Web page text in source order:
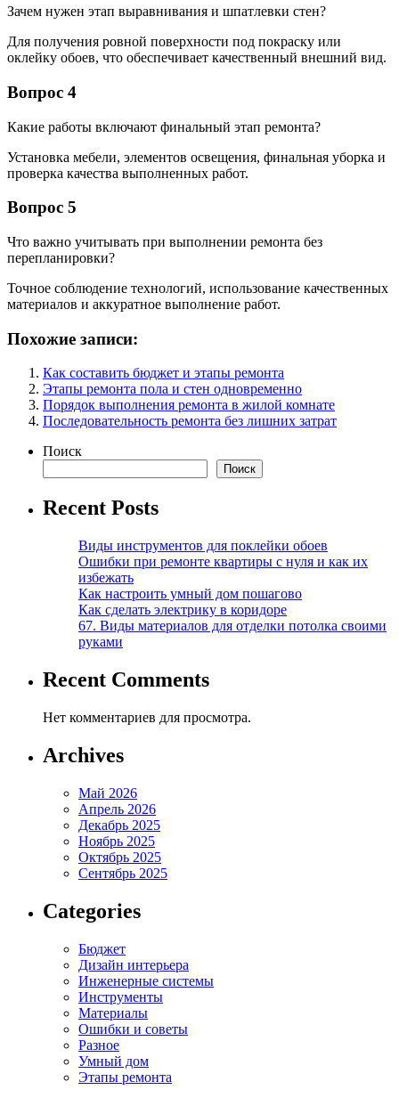
Зачем нужен этап выравнивания и шпатлевки стен?
Для получения ровной поверхности под покраску или
оклейку обоев, что обеспечивает качественный внешний вид.
Вопрос 4
Какие работы включают финальный этап ремонта?
Установка мебели, элементов освещения, финальная уборка и
проверка качества выполненных работ.
Вопрос 5
Что важно учитывать при выполнении ремонта без
перепланировки?
Точное соблюдение технологий, использование качественных
материалов и аккуратное выполнение работ.
Похожие записи:
Как составить бюджет и этапы ремонта
Этапы ремонта пола и стен одновременно
Порядок выполнения ремонта в жилой комнате
Последовательность ремонта без лишних затрат
Поиск
Поиск
Recent Posts
Виды инструментов для поклейки обоев
Ошибки при ремонте квартиры с нуля и как их
избежать
Как настроить умный дом пошагово
Как сделать электрику в коридоре
67. Виды материалов для отделки потолка своими
руками
Recent Comments
Нет комментариев для просмотра.
Archives
Май 2026
Апрель 2026
Декабрь 2025
Ноябрь 2025
Октябрь 2025
Сентябрь 2025
Categories
Бюджет
Дизайн интерьера
Инженерные системы
Инструменты
Материалы
Ошибки и советы
Разное
Умный дом
Этапы ремонта